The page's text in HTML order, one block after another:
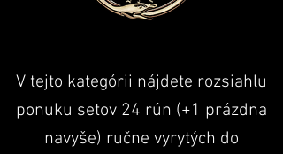
V tejto kategórii nájdete rozsiahlu
ponuku setov 24 rún (+1 prázdna
navyše) ručne vyrytých do